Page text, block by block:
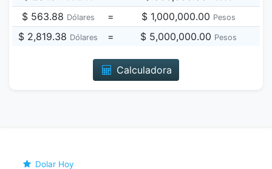
$ 563.88 Dólares = $ 1,000,000.00 Pesos
$ 2,819.38 Dólares = $ 5,000,000.00 Pesos
Calculadora
Dolar Hoy